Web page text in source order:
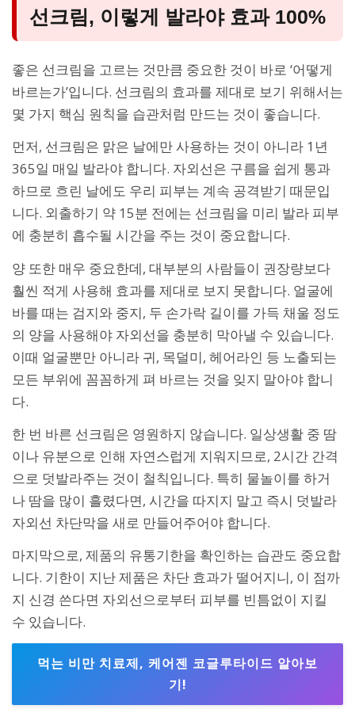
선크림, 이렇게 발라야 효과 100%
좋은 선크림을 고르는 것만큼 중요한 것이 바로 ‘어떻게
바르는가’입니다. 선크림의 효과를 제대로 보기 위해서는
몇 가지 핵심 원칙을 습관처럼 만드는 것이 좋습니다.
먼저, 선크림은 맑은 날에만 사용하는 것이 아니라 1년
365일 매일 발라야 합니다. 자외선은 구름을 쉽게 통과
하므로 흐린 날에도 우리 피부는 계속 공격받기 때문입
니다. 외출하기 약 15분 전에는 선크림을 미리 발라 피부
에 충분히 흡수될 시간을 주는 것이 중요합니다.
양 또한 매우 중요한데, 대부분의 사람들이 권장량보다
훨씬 적게 사용해 효과를 제대로 보지 못합니다. 얼굴에
바를 때는 검지와 중지, 두 손가락 길이를 가득 채울 정도
의 양을 사용해야 자외선을 충분히 막아낼 수 있습니다.
이때 얼굴뿐만 아니라 귀, 목덜미, 헤어라인 등 노출되는
모든 부위에 꼼꼼하게 펴 바르는 것을 잊지 말아야 합니
다.
한 번 바른 선크림은 영원하지 않습니다. 일상생활 중 땀
이나 유분으로 인해 자연스럽게 지워지므로, 2시간 간격
으로 덧발라주는 것이 철칙입니다. 특히 물놀이를 하거
나 땀을 많이 흘렸다면, 시간을 따지지 말고 즉시 덧발라
자외선 차단막을 새로 만들어주어야 합니다.
마지막으로, 제품의 유통기한을 확인하는 습관도 중요합
니다. 기한이 지난 제품은 차단 효과가 떨어지니, 이 점까
지 신경 쓴다면 자외선으로부터 피부를 빈틈없이 지킬
수 있습니다.
먹는 비만 치료제, 케어젠 코글루타이드 알아보
기!